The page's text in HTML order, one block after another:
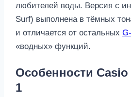
любителей воды. Версия с
Surf) выполнена в тёмных
и отличается от остальных
«водных» функций.
Особенности Casio
1